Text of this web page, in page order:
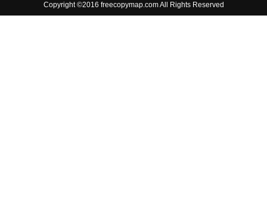
Copyright ©2016 freecopymap.com All Rights Reserved